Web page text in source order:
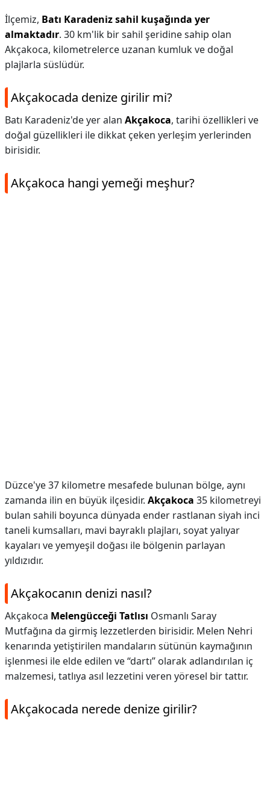
İlçemiz, Batı Karadeniz sahil kuşağında yer
almaktadır. 30 km'lik bir sahil şeridine sahip olan
Akçakoca, kilometrelerce uzanan kumluk ve doğal
plajlarla süslüdür.
Akçakocada denize girilir mi?
Batı Karadeniz'de yer alan Akçakoca, tarihi özellikleri ve
doğal güzellikleri ile dikkat çeken yerleşim yerlerinden
birisidir.
Akçakoca hangi yemeği meşhur?
Düzce'ye 37 kilometre mesafede bulunan bölge, aynı
zamanda ilin en büyük ilçesidir. Akçakoca 35 kilometreyi
bulan sahili boyunca dünyada ender rastlanan siyah inci
taneli kumsalları, mavi bayraklı plajları, soyat yalıyar
kayaları ve yemyeşil doğası ile bölgenin parlayan
yıldızıdır.
Akçakocanın denizi nasıl?
Akçakoca Melengücceği Tatlısı Osmanlı Saray
Mutfağına da girmiş lezzetlerden birisidir. Melen Nehri
kenarında yetiştirilen mandaların sütünün kaymağının
işlenmesi ile elde edilen ve “dartı” olarak adlandırılan iç
malzemesi, tatlıya asıl lezzetini veren yöresel bir tattır.
Akçakocada nerede denize girilir?